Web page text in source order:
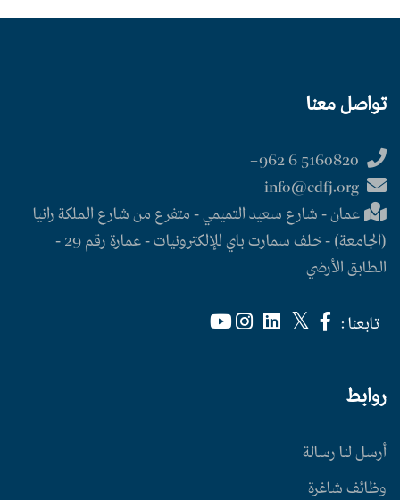
تواصل معنا
عمان - شارع سعيد التميمي - متفرع من شارع الملكة رانيا
(الجامعة) - خلف سمارت باي للإلكترونيات - عمارة رقم 29 -
الطابق الأرضي
تابعنا :
روابط
أرسل لنا رسالة
وظائف شاغرة